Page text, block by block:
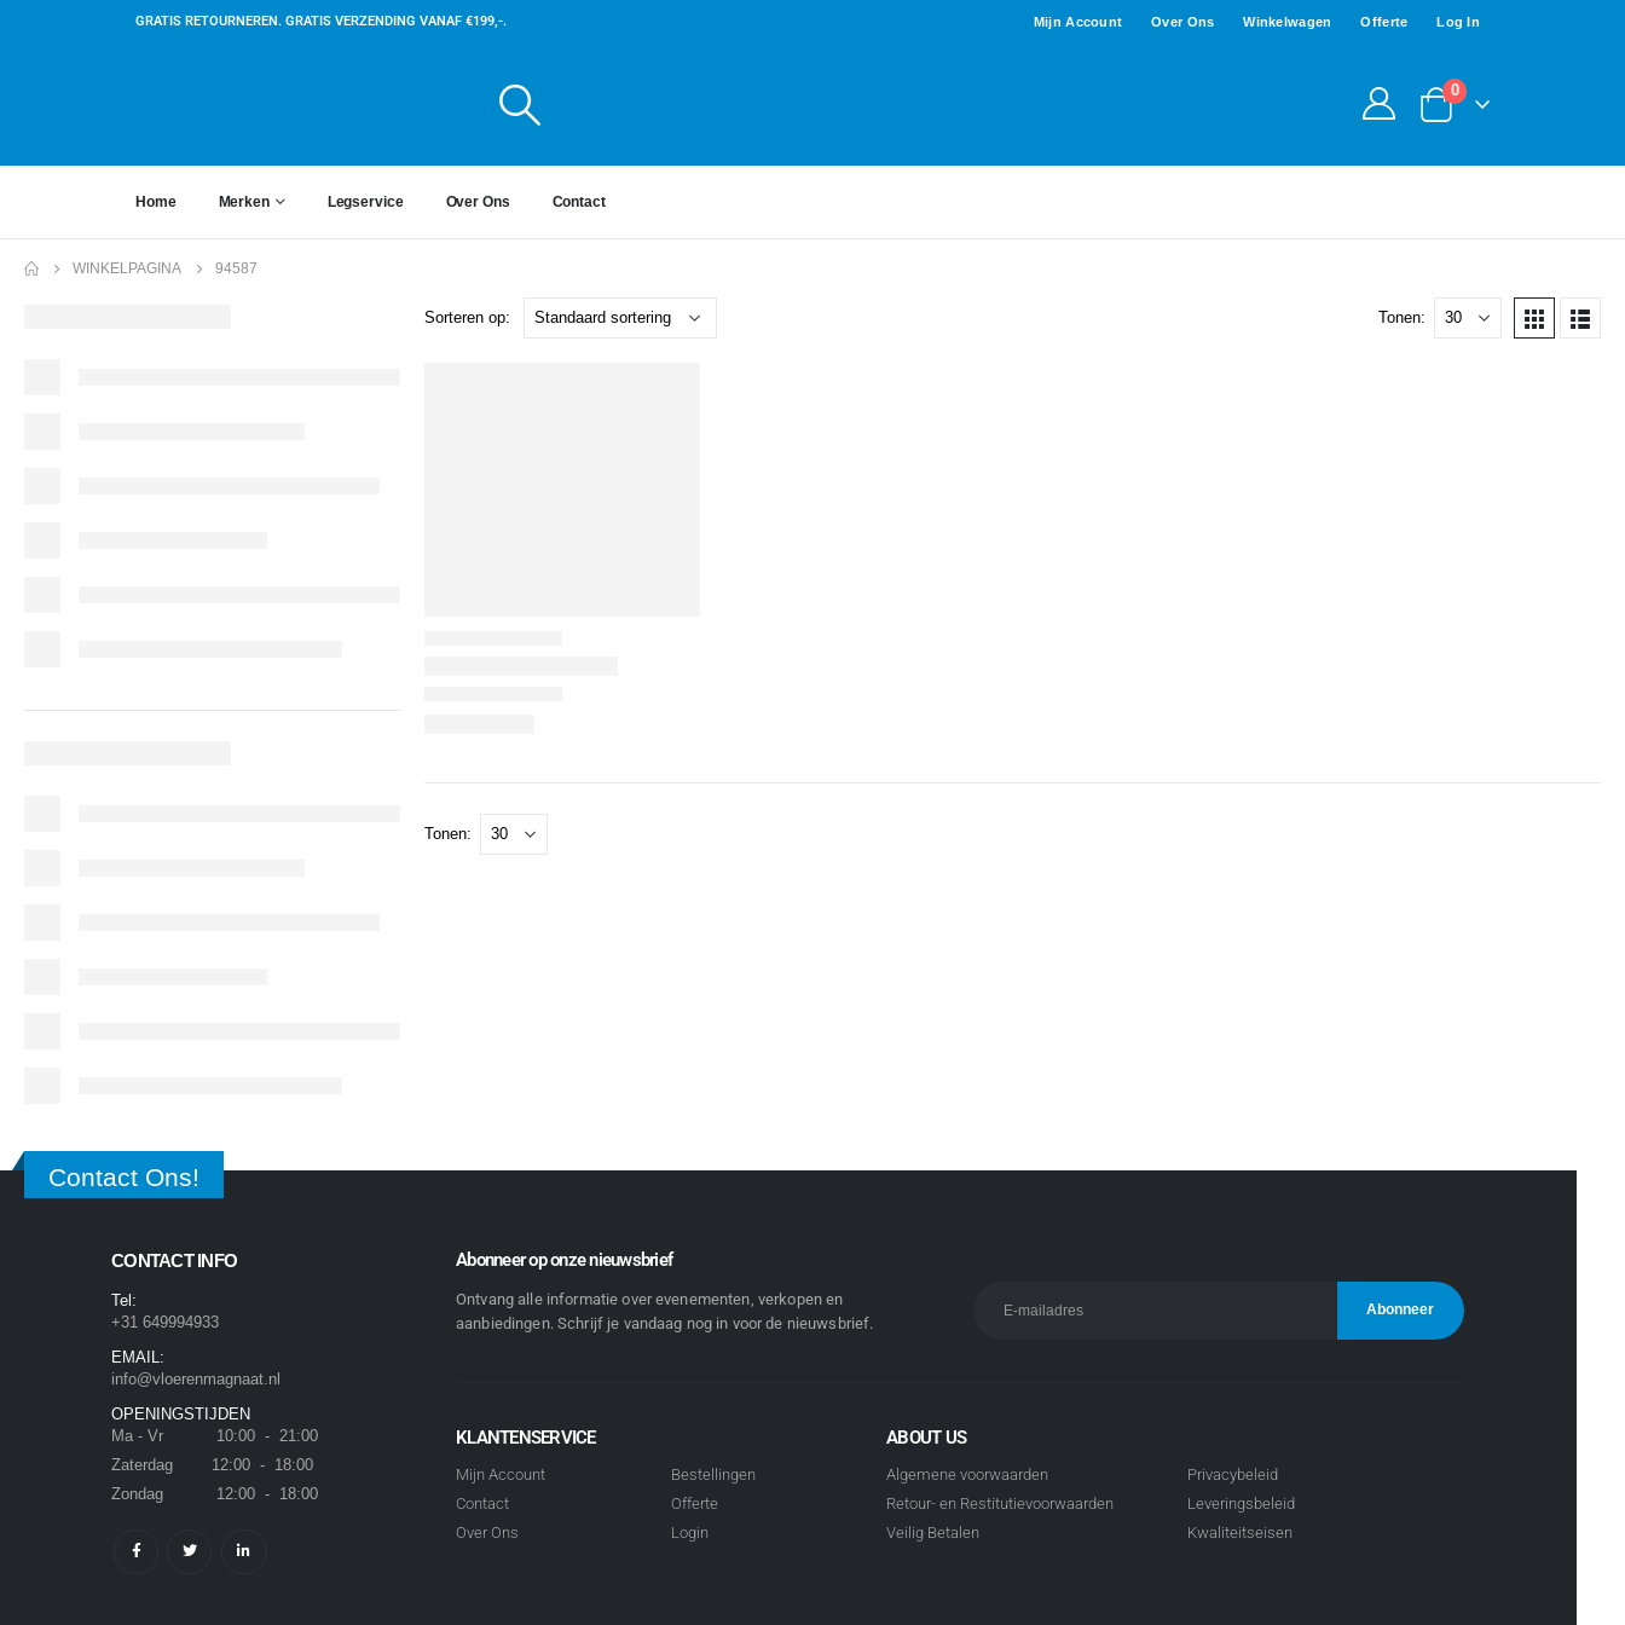
GRATIS RETOURNEREN. GRATIS VERZENDING VANAF €199,-. Mijn Account Over Ons Winkelwagen Offerte Log In
0
Home Merken Legservice Over Ons Contact
WINKELPAGINA 94587
Sorteren op: Tonen:
Tonen:
Contact Ons!
CONTACT INFO
Tel:
+31 649994933
EMAIL:
info@vloerenmagnaat.nl
OPENINGSTIJDEN
Ma - Vr 10:00 - 21:00
Zaterdag 12:00 - 18:00
Zondag 12:00 - 18:00
Abonneer op onze nieuwsbrief
Ontvang alle informatie over evenementen, verkopen en
aanbiedingen. Schrijf je vandaag nog in voor de nieuwsbrief.
KLANTENSERVICE
Mijn Account
Contact
Over Ons
Bestellingen
Offerte
Login
ABOUT US
Algemene voorwaarden
Retour- en Restitutievoorwaarden
Veilig Betalen
Privacybeleid
Leveringsbeleid
Kwaliteitseisen